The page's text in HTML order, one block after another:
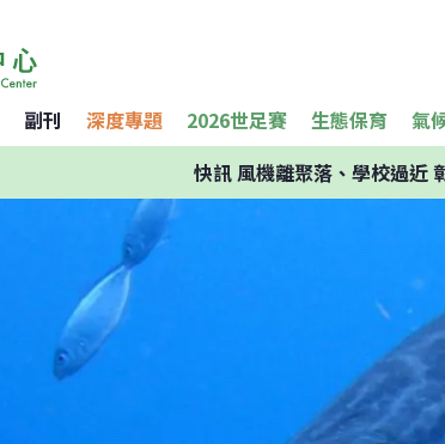
副刊 深度專題 2026世足賽 生態保育 氣
快訊風機離聚落、學校過近